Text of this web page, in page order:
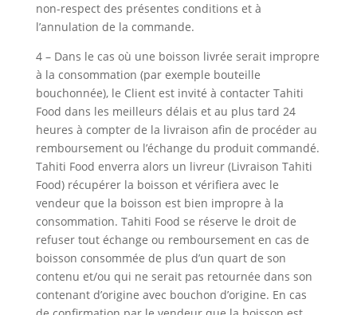
non-respect des présentes conditions et à
l’annulation de la commande.
4 – Dans le cas où une boisson livrée serait impropre
à la consommation (par exemple bouteille
bouchonnée), le Client est invité à contacter Tahiti
Food dans les meilleurs délais et au plus tard 24
heures à compter de la livraison afin de procéder au
remboursement ou l’échange du produit commandé.
Tahiti Food enverra alors un livreur (Livraison Tahiti
Food) récupérer la boisson et vérifiera avec le
vendeur que la boisson est bien impropre à la
consommation. Tahiti Food se réserve le droit de
refuser tout échange ou remboursement en cas de
boisson consommée de plus d’un quart de son
contenu et/ou qui ne serait pas retournée dans son
contenant d’origine avec bouchon d’origine. En cas